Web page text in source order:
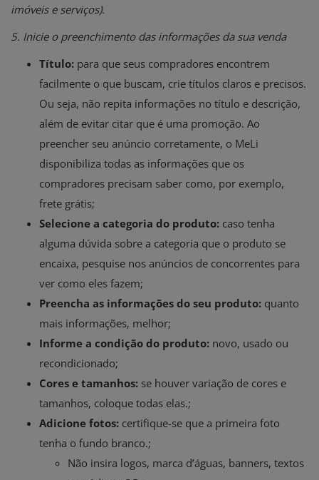
imóveis e serviços).
5. Inicie o preenchimento das informações da sua venda
Título: para que seus compradores encontrem
facilmente o que buscam, crie títulos claros e precisos.
Ou seja, não repita informações no título e descrição,
além de evitar citar que é uma promoção. Ao
preencher seu anúncio corretamente, o MeLi
disponibiliza todas as informações que os
compradores precisam saber como, por exemplo,
frete grátis;
Selecione a categoria do produto: caso tenha
alguma dúvida sobre a categoria que o produto se
encaixa, pesquise nos anúncios de concorrentes para
ver como eles fazem;
Preencha as informações do seu produto: quanto
mais informações, melhor;
Informe a condição do produto: novo, usado ou
recondicionado;
Cores e tamanhos: se houver variação de cores e
tamanhos, coloque todas elas.;
Adicione fotos: certifique-se que a primeira foto
tenha o fundo branco.;
Não insira logos, marca d’águas, banners, textos